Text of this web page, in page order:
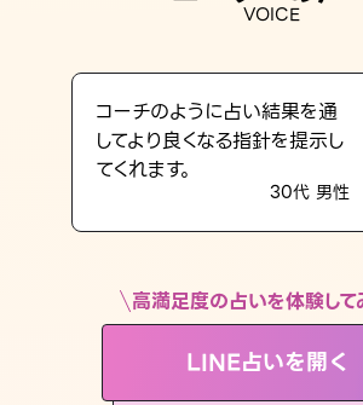
LINE占いを開く
※LINEアプリ内のサービスページへ遷移します
VOICE
コーチのように占い結果を通
してより良くなる指針を提示し
てくれます。
30代 男性
高満足度の占いを体験して
LINE占いを開く